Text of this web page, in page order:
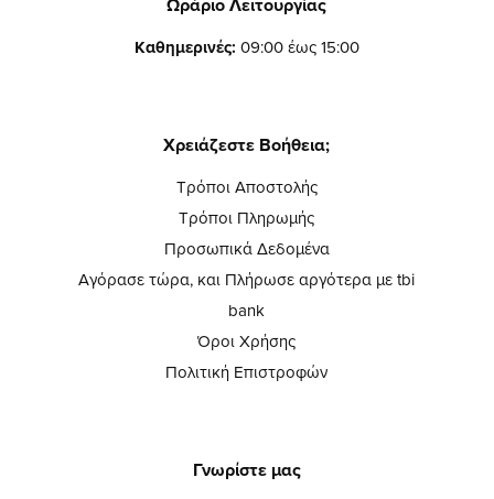
Ωράριο Λειτουργίας
Καθημερινές: 09:00 έως 15:00
Χρειάζεστε Βοήθεια;
Τρόποι Αποστολής
Τρόποι Πληρωμής
Προσωπικά Δεδομένα
Αγόρασε τώρα, και Πλήρωσε αργότερα με tbi
bank
Όροι Χρήσης
Πολιτική Επιστροφών
Γνωρίστε μας